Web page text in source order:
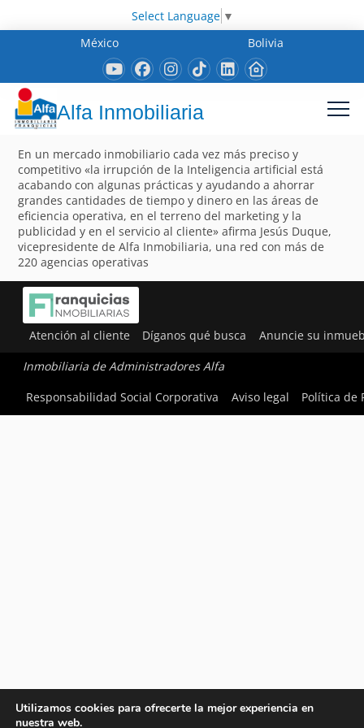
Select Language ▼
México
Bolivia
Alfa Inmobiliaria
En un mercado inmobiliario cada vez más preciso y
competitivo «la irrupción de la Inteligencia artificial está
acabando con algunas prácticas y ayudando a ahorrar
grandes cantidades de tiempo y dinero en las áreas de
eficiencia operativa, en el terreno del marketing y la
publicidad y en el servicio al cliente» afirma Jesús Duque,
vicepresidente de Alfa Inmobiliaria, una red con más de
220 agencias operativas
Atención al cliente Díganos qué busca Anuncie su
Inmobiliaria de Administradores Alfa
Responsabilidad Social Corporativa
Aviso legal Política de
Utilizamos cookies para ofrecerte la mejor experiencia en
nuestra web.